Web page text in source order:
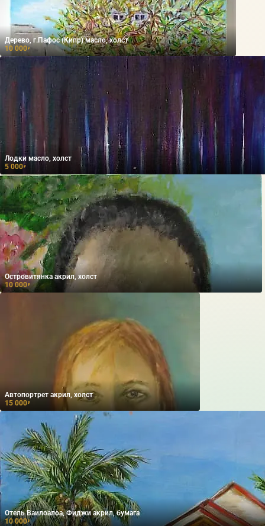
Дерево, г.Пафос (Кипр) масло, холст
10 000₽
Лодки масло, холст
5 000₽
Островитянка акрил, холст
10 000₽
Автопортрет акрил, холст
15 000₽
Отель Ваилоалоа, Фиджи акрил, бумага
10 000₽